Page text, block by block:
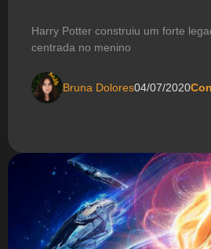
Harry Potter construiu um forte
centrada no menino
Bruna Dolores04/07/2020